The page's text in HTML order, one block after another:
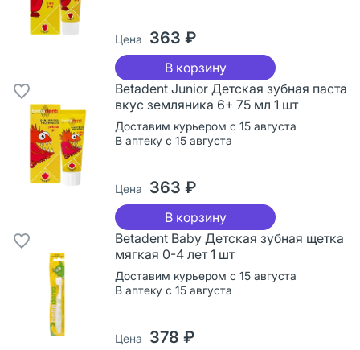
Цена 363 ₽
В корзину
Betadent Junior Детская зубная паста
вкус земляника 6+ 75 мл 1 шт
Доставим курьером с 15 августа
В аптеку с 15 августа
Цена 363 ₽
В корзину
Betadent Baby Детская зубная щетка
мягкая 0-4 лет 1 шт
Доставим курьером с 15 августа
В аптеку с 15 августа
Цена 378 ₽